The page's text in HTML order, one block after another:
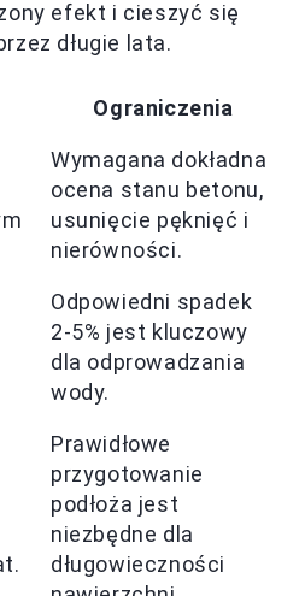
efekt i cieszyć się
długie lata.
Ograniczenia
Wymagana dokładna
ocena stanu betonu,
usunięcie pęknięć i
nierówności.
Odpowiedni spadek
2-5% jest kluczowy
dla odprowadzania
wody.
Prawidłowe
przygotowanie
podłoża jest
niezbędne dla
długowieczności